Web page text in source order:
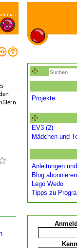
Projekte
EV3 (2)
Mädchen und
Anleitungen
Blog abonnieren
Lego Wedo
Tipps zu